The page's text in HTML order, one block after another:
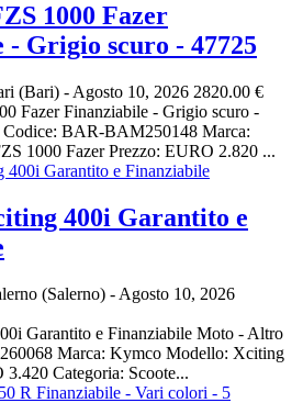
1000 Fazer
Grigio scuro - 47725
(Bari) - Agosto 10, 2026 2820.00 €
Fazer Finanziabile - Grigio scuro -
BAR-BAM250148 Marca:
1000 Fazer Prezzo: EURO 2.820 ...
400i Garantito e
(Salerno) - Agosto 10, 2026
Garantito e Finanziabile Moto - Altro
Marca: Kymco Modello: Xciting
Categoria: Scoote...